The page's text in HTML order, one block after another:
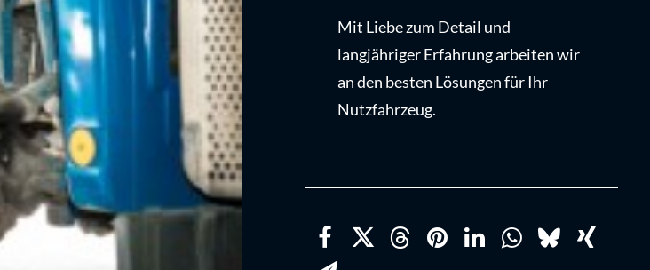
Mit Liebe zum Detail und
langjähriger Erfahrung arbeiten wir
an den besten Lösungen für Ihr
Nutzfahrzeug.